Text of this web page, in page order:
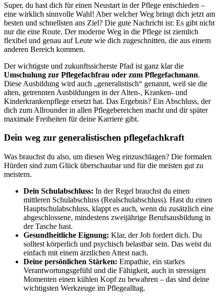
Super, du hast dich für einen Neustart in der Pflege entschieden –
eine wirklich sinnvolle Wahl! Aber welcher Weg bringt dich jetzt am
besten und schnellsten ans Ziel? Die gute Nachricht ist: Es gibt nicht
nur die eine Route. Der moderne Weg in die Pflege ist ziemlich
flexibel und genau auf Leute wie dich zugeschnitten, die aus einem
anderen Bereich kommen.
Der wichtigste und zukunftssicherste Pfad ist ganz klar die
Umschulung zur Pflegefachfrau oder zum Pflegefachmann.
Diese Ausbildung wird auch „generalistisch“ genannt, weil sie die
alten, getrennten Ausbildungen in der Alten-, Kranken- und
Kinderkrankenpflege ersetzt hat. Das Ergebnis? Ein Abschluss, der
dich zum Allrounder in allen Pflegebereichen macht und dir später
maximale Freiheiten für deine Karriere gibt.
Dein weg zur generalistischen pflegefachkraft
Was brauchst du also, um diesen Weg einzuschlagen? Die formalen
Hürden sind zum Glück überschaubar und für die meisten gut zu
meistern.
Dein Schulabschluss: In der Regel brauchst du einen
mittleren Schulabschluss (Realschulabschluss). Hast du einen
Hauptschulabschluss, klappt es auch, wenn du zusätzlich eine
abgeschlossene, mindestens zweijährige Berufsausbildung in
der Tasche hast.
Gesundheitliche Eignung: Klar, der Job fordert dich. Du
solltest körperlich und psychisch belastbar sein. Das weist du
einfach mit einem ärztlichen Attest nach.
Deine persönlichen Stärken: Empathie, ein starkes
Verantwortungsgefühl und die Fähigkeit, auch in stressigen
Momenten einen kühlen Kopf zu bewahren – das sind deine
wichtigsten Werkzeuge im Pflegealltag.